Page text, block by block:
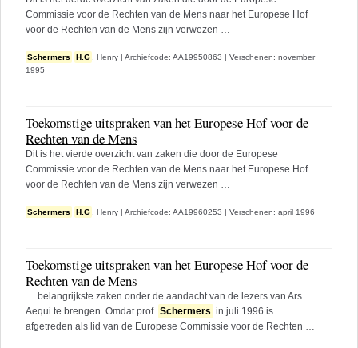
Commissie voor de Rechten van de Mens naar het Europese Hof
voor de Rechten van de Mens zijn verwezen …
Schermers H.G . Henry | Archiefcode: AA19950863 | Verschenen: november
1995
Toekomstige uitspraken van het Europese Hof voor de
Rechten van de Mens
Dit is het vierde overzicht van zaken die door de Europese
Commissie voor de Rechten van de Mens naar het Europese Hof
voor de Rechten van de Mens zijn verwezen …
Schermers H.G . Henry | Archiefcode: AA19960253 | Verschenen: april 1996
Toekomstige uitspraken van het Europese Hof voor de
Rechten van de Mens
… belangrijkste zaken onder de aandacht van de lezers van Ars
Aequi te brengen. Omdat prof. Schermers in juli 1996 is
afgetreden als lid van de Europese Commissie voor de Rechten …